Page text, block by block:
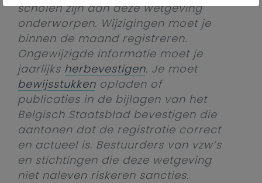
scholen zijn aan deze wetgeving
onderworpen. Wijzigingen moet je
binnen de maand registreren.
Ongewijzigde informatie moet je
jaarlijks herbevestigen. Je moet
bewijsstukken opladen of
publicaties in de bijlagen van het
Belgisch Staatsblad bevestigen die
aantonen dat de registratie correct
en actueel is. Bestuurders van vzw’s
en stichtingen die deze wetgeving
niet naleven riskeren sancties.